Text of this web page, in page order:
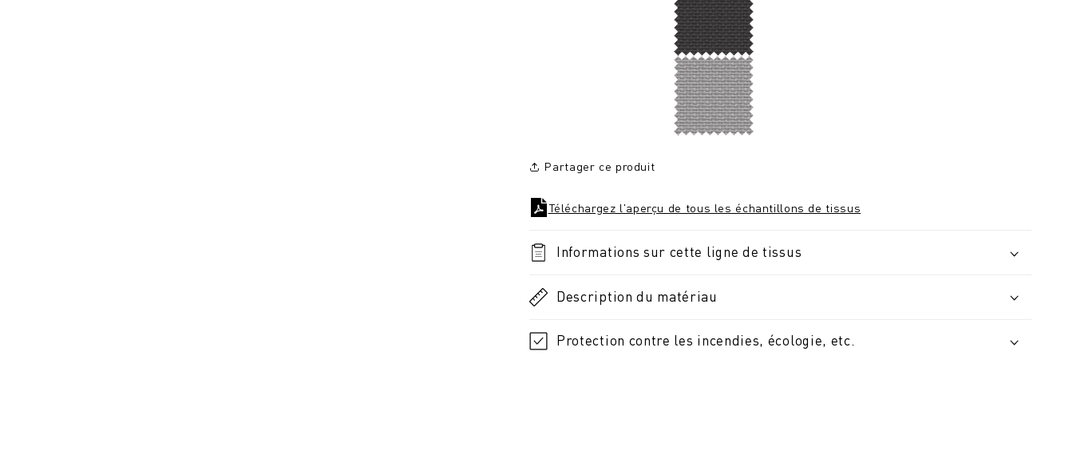
Partager ce produit
Téléchargez l'aperçu de tous les échantillons de tissus
Informations sur cette ligne de tissus
Description du matériau
Protection contre les incendies, écologie, etc.